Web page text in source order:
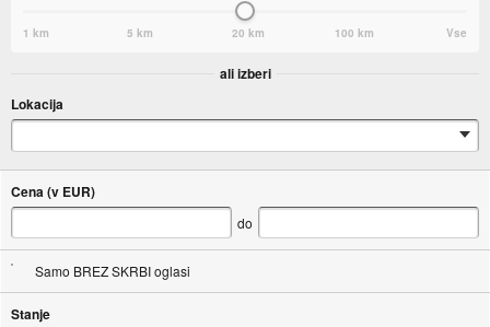
1 km 5 km 20 km 100 km Vse
ali izberi
Lokacija
Cena (v EUR)
do
Samo BREZ SKRBI oglasi
Stanje